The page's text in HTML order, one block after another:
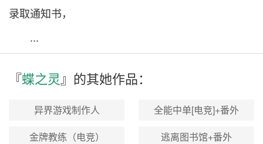
录取通知书，
...
『蝶之灵 』的其她作品：
异界游戏制作人
全能中单[电竞]+番外
金牌教练（电竞）
逃离图书馆+番外